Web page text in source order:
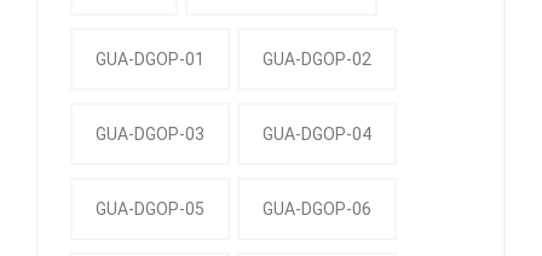
GUA-DGOP-01 GUA-DGOP-02
GUA-DGOP-03 GUA-DGOP-04
GUA-DGOP-05 GUA-DGOP-06